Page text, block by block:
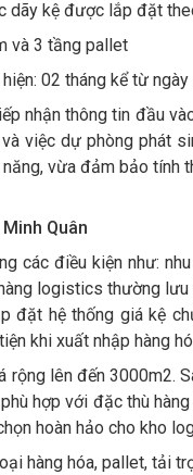
dãy kệ được lắp đặt
và 3 tầng pallet
02 tháng kể từ
nhận thông tin đầu
việc dự phòng phát
vừa đảm bảo tính
Quân
các điều kiện như:
logistics thường
đặt hệ thống giá kệ
khi xuất nhập hàng
rộng lên đến
hợp với đặc thù
hoàn hảo cho kho
hàng hóa, pallet, tải